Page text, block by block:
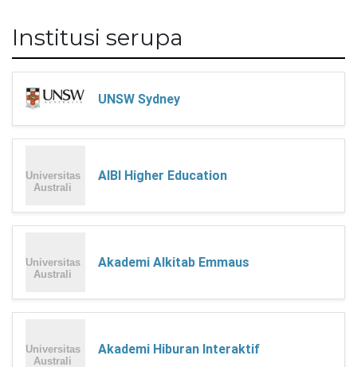
Institusi serupa
UNSW Sydney
AIBI Higher Education
Akademi Alkitab Emmaus
Akademi Hiburan Interaktif